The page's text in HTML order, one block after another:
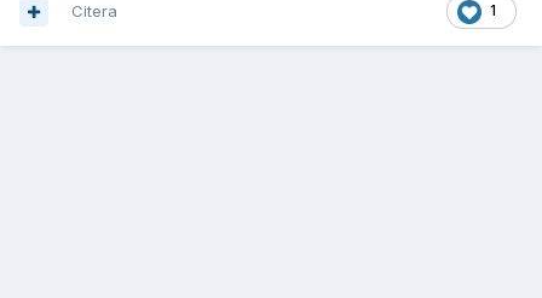
1
Citera